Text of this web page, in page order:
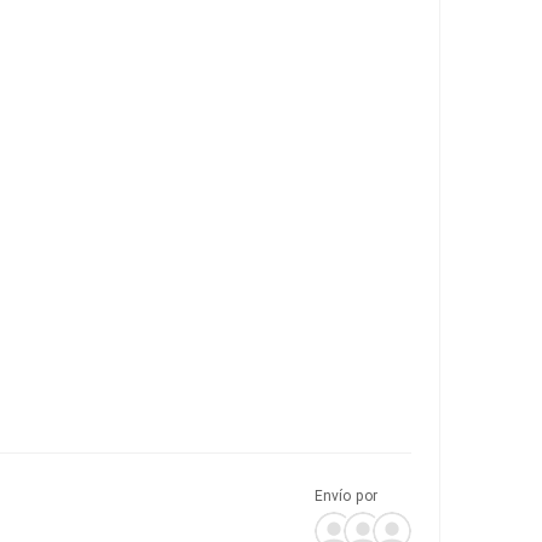
Envío por